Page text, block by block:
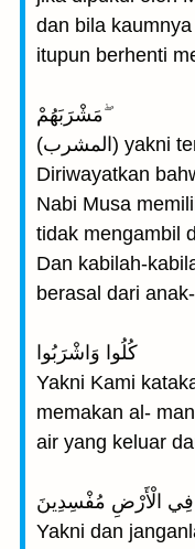
dan bila
itupun berhenti
مَشْرَبَهُمْ ۖ
(المشرب) yakni tempat untuk minum.
Diriwayatkan
Nabi Musa
tidak mengambil
Dan kabilah-
berasal dari
كُلُوا وَاشْرَبُوا
Yakni Kami
memakan al-
air yang keluar
فِي الْأَرْضِ مُفْسِدِينَ
Yakni dan